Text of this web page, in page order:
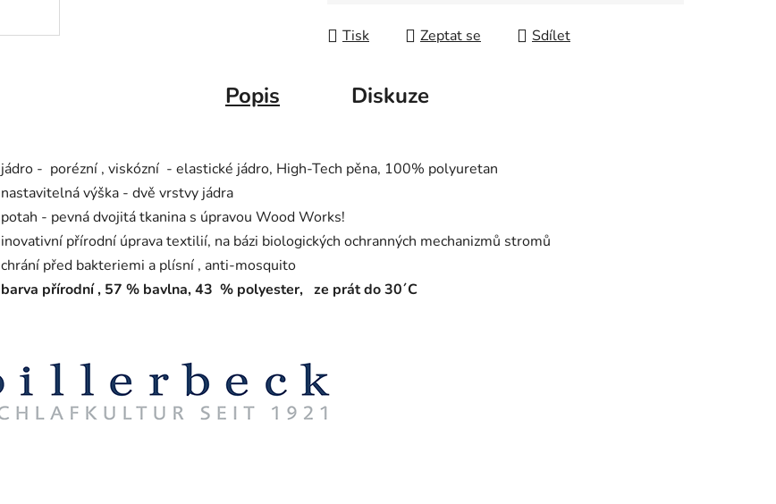
Tisk Zeptat se Sdílet
Popis Diskuze
jádro - porézní , viskózní - elastické jádro, High-Tech pěna, 100% polyuretan
nastavitelná výška - dvě vrstvy jádra
potah - pevná dvojitá tkanina s úpravou Wood Works!
inovativní přírodní úprava textilií, na bázi biologických ochranných mechanizmů stromů
chrání před bakteriemi a plísní , anti-mosquito
barva přírodní , 57 % bavlna, 43 % polyester, ze prát do 30´C